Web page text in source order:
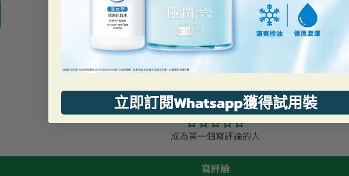
客戶評論
成為第一個寫評論的人
寫評論
立即訂閱Whatsapp獲得試用裝